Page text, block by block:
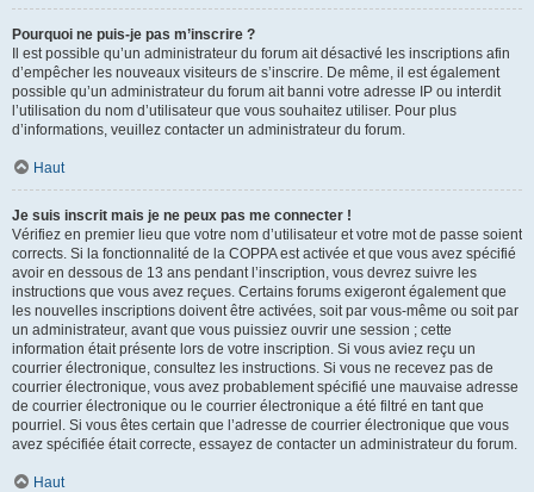
Pourquoi ne puis-je pas m’inscrire ?
Il est possible qu’un administrateur du forum ait désactivé les inscriptions afin
d’empêcher les nouveaux visiteurs de s’inscrire. De même, il est également
possible qu’un administrateur du forum ait banni votre adresse IP ou interdit
l’utilisation du nom d’utilisateur que vous souhaitez utiliser. Pour plus
d’informations, veuillez contacter un administrateur du forum.
Haut
Je suis inscrit mais je ne peux pas me connecter !
Vérifiez en premier lieu que votre nom d’utilisateur et votre mot de passe soient
corrects. Si la fonctionnalité de la COPPA est activée et que vous avez spécifié
avoir en dessous de 13 ans pendant l’inscription, vous devrez suivre les
instructions que vous avez reçues. Certains forums exigeront également que
les nouvelles inscriptions doivent être activées, soit par vous-même ou soit par
un administrateur, avant que vous puissiez ouvrir une session ; cette
information était présente lors de votre inscription. Si vous aviez reçu un
courrier électronique, consultez les instructions. Si vous ne recevez pas de
courrier électronique, vous avez probablement spécifié une mauvaise adresse
de courrier électronique ou le courrier électronique a été filtré en tant que
pourriel. Si vous êtes certain que l’adresse de courrier électronique que vous
avez spécifiée était correcte, essayez de contacter un administrateur du forum.
Haut